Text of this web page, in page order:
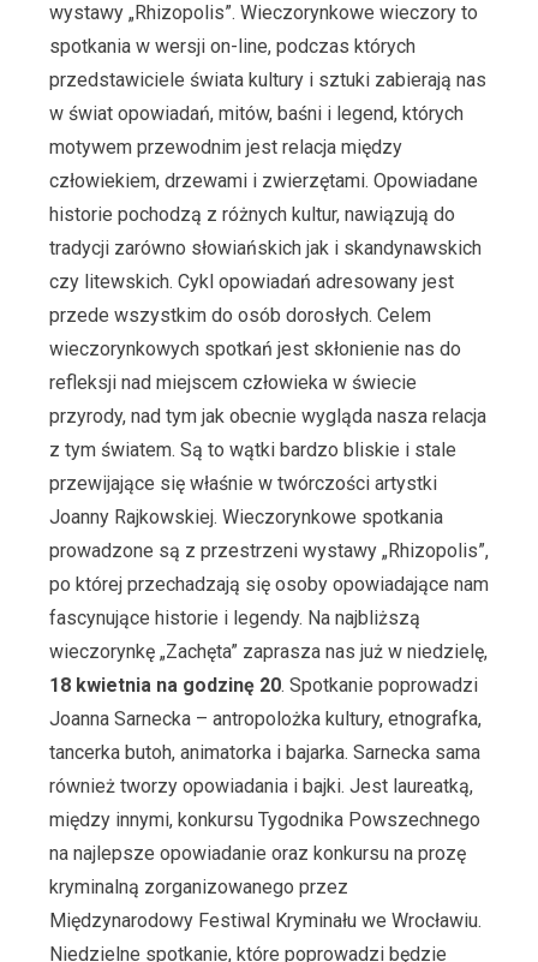
wystawy „Rhizopolis”. Wieczorynkowe wieczory to
spotkania w wersji on-line, podczas których
przedstawiciele świata kultury i sztuki zabierają nas
w świat opowiadań, mitów, baśni i legend, których
motywem przewodnim jest relacja między
człowiekiem, drzewami i zwierzętami. Opowiadane
historie pochodzą z różnych kultur, nawiązują do
tradycji zarówno słowiańskich jak i skandynawskich
czy litewskich. Cykl opowiadań adresowany jest
przede wszystkim do osób dorosłych. Celem
wieczorynkowych spotkań jest skłonienie nas do
refleksji nad miejscem człowieka w świecie
przyrody, nad tym jak obecnie wygląda nasza relacja
z tym światem. Są to wątki bardzo bliskie i stale
przewijające się właśnie w twórczości artystki
Joanny Rajkowskiej. Wieczorynkowe spotkania
prowadzone są z przestrzeni wystawy „Rhizopolis”,
po której przechadzają się osoby opowiadające nam
fascynujące historie i legendy. Na najbliższą
wieczorynkę „Zachęta” zaprasza nas już w niedzielę,
18 kwietnia na godzinę 20. Spotkanie poprowadzi
Joanna Sarnecka – antropolożka kultury, etnografka,
tancerka butoh, animatorka i bajarka. Sarnecka sama
również tworzy opowiadania i bajki. Jest laureatką,
między innymi, konkursu Tygodnika Powszechnego
na najlepsze opowiadanie oraz konkursu na prozę
kryminalną zorganizowanego przez
Międzynarodowy Festiwal Kryminału we Wrocławiu.
Niedzielne spotkanie, które poprowadzi będzie